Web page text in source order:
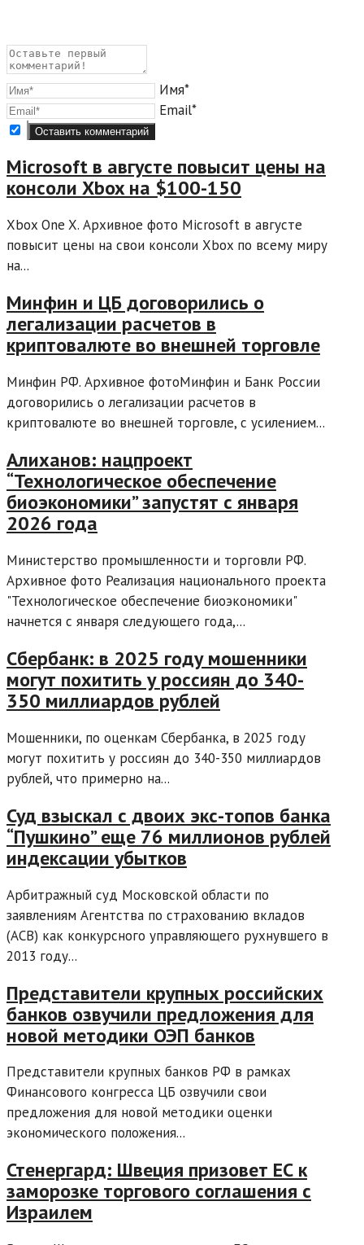
Имя*
Email*
Microsoft в августе повысит цены на
консоли Xbox на $100-150
Xbox One X. Архивное фото Microsoft в августе
повысит цены на свои консоли Xbox по всему миру
на...
Минфин и ЦБ договорились о
легализации расчетов в
криптовалюте во внешней торговле
Минфин РФ. Архивное фотоМинфин и Банк России
договорились о легализации расчетов в
криптовалюте во внешней торговле, с усилением...
Алиханов: нацпроект
“Технологическое обеспечение
биоэкономики” запустят с января
2026 года
Министерство промышленности и торговли РФ.
Архивное фото Реализация национального проекта
"Технологическое обеспечение биоэкономики"
начнется с января следующего года,...
Сбербанк: в 2025 году мошенники
могут похитить у россиян до 340-
350 миллиардов рублей
Мошенники, по оценкам Сбербанка, в 2025 году
могут похитить у россиян до 340-350 миллиардов
рублей, что примерно на...
Суд взыскал с двоих экс-топов банка
“Пушкино” еще 76 миллионов рублей
индексации убытков
Арбитражный суд Московской области по
заявлениям Агентства по страхованию вкладов
(АСВ) как конкурсного управляющего рухнувшего в
2013 году...
Представители крупных российских
банков озвучили предложения для
новой методики ОЭП банков
Представители крупных банков РФ в рамках
Финансового конгресса ЦБ озвучили свои
предложения для новой методики оценки
экономического положения...
Стенергард: Швеция призовет ЕС к
заморозке торгового соглашения с
Израилем